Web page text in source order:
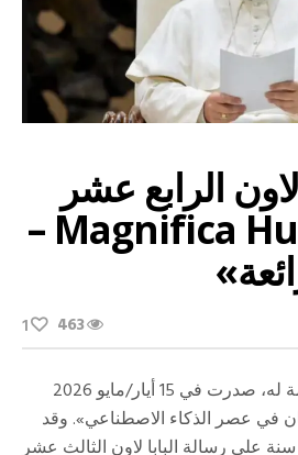
الرابع عشر
«Magnifica Humanitas –
463
1
هي أول رسالة بابوية عامة له، صدرت في 15 أيار/مايو 2026
في عصر الذكاء الاصطناعي». وقد
جاءت بمناسبة مرور 135 سنة على رسالة البابا لاون الثالث عشر